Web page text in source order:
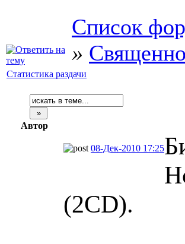
Список
»
Статистика раздачи
Автор
08-Дек-2010 17:25
(2CD).